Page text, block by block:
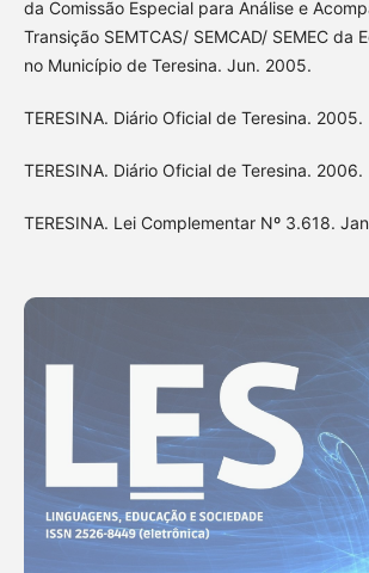
da Comissão Especial para Análise e
Transição SEMTCAS/ SEMCAD/ SEMEC da
no Município de Teresina. Jun. 2005.
TERESINA. Diário Oficial de Teresina. 2005.
TERESINA. Diário Oficial de Teresina. 2006.
TERESINA. Lei Complementar Nº 3.618.